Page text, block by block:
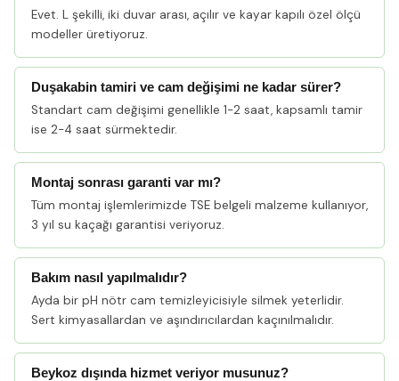
Evet. L şekilli, iki duvar arası, açılır ve kayar kapılı özel ölçü
modeller üretiyoruz.
Duşakabin tamiri ve cam değişimi ne kadar sürer?
Standart cam değişimi genellikle 1-2 saat, kapsamlı tamir
ise 2-4 saat sürmektedir.
Montaj sonrası garanti var mı?
Tüm montaj işlemlerimizde TSE belgeli malzeme kullanıyor,
3 yıl su kaçağı garantisi veriyoruz.
Bakım nasıl yapılmalıdır?
Ayda bir pH nötr cam temizleyicisiyle silmek yeterlidir.
Sert kimyasallardan ve aşındırıcılardan kaçınılmalıdır.
Beykoz dışında hizmet veriyor musunuz?